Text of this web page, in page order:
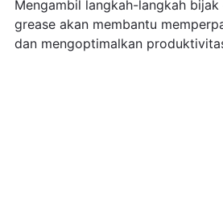
Mengambil langkah-langkah
grease akan membantu
dan mengoptimalkan